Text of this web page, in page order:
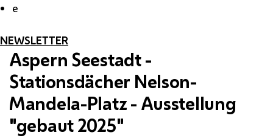
e
NEWSLETTER
Aspern Seestadt -
Stationsdächer Nelson-
Mandela-Platz - Ausstellung
"gebaut 2025"